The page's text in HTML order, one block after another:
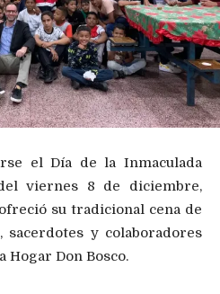
el Día de la Inmaculada
viernes 8 de diciembre,
su tradicional cena de
y colaboradores
Hogar Don Bosco.